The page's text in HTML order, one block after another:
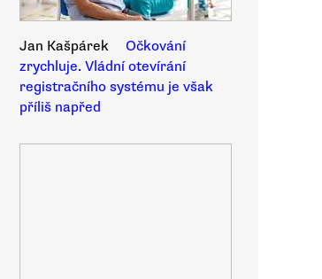
Jan Kašpárek
Očkování
zrychluje. Vládní otevírání
registračního systému je však
příliš napřed